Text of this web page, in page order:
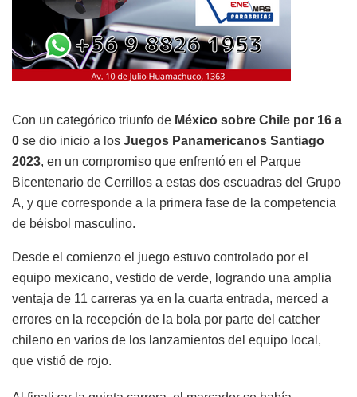
Con un categórico triunfo de México sobre Chile por 16 a
0 se dio inicio a los Juegos Panamericanos Santiago
2023, en un compromiso que enfrentó en el Parque
Bicentenario de Cerrillos a estas dos escuadras del Grupo
A, y que corresponde a la primera fase de la competencia
de béisbol masculino.
Desde el comienzo el juego estuvo controlado por el
equipo mexicano, vestido de verde, logrando una amplia
ventaja de 11 carreras ya en la cuarta entrada, merced a
errores en la recepción de la bola por parte del catcher
chileno en varios de los lanzamientos del equipo local,
que vistió de rojo.